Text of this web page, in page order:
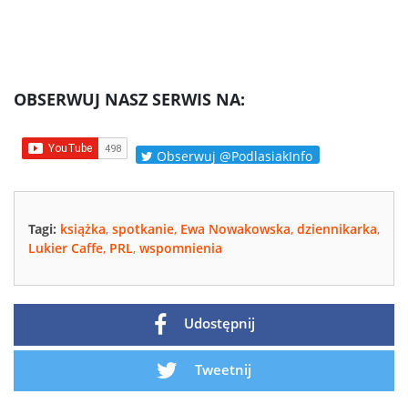
OBSERWUJ NASZ SERWIS NA:
Obserwuj @PodlasiakInfo
Tagi: książka, spotkanie, Ewa Nowakowska, dziennikarka,
Lukier Caffe, PRL, wspomnienia
Udostępnij
Tweetnij